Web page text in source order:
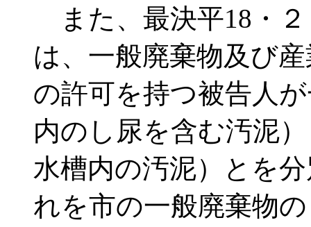
また、最決平18・２
は、一般廃棄物及び
の許可を持つ被告人
内のし尿を含む汚泥
水槽内の汚泥）とを
れを市の一般廃棄物